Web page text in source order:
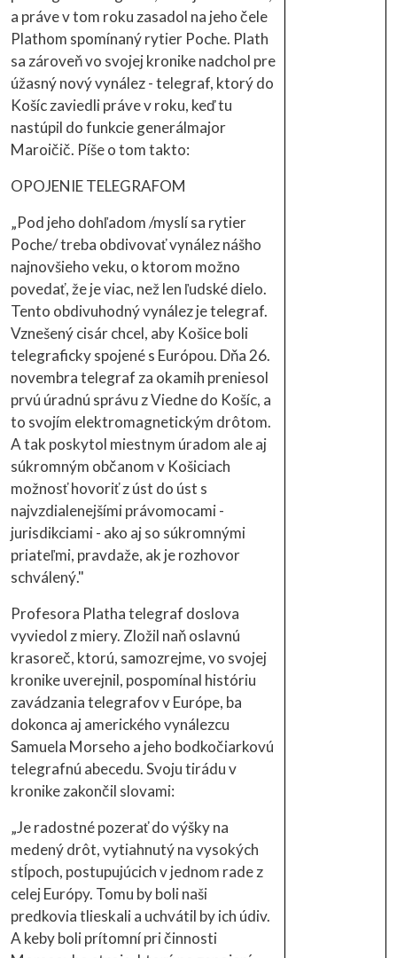
a práve v tom roku zasadol na jeho čele
Plathom spomínaný rytier Poche. Plath
sa zároveň vo svojej kronike nadchol pre
úžasný nový vynález - telegraf, ktorý do
Košíc zaviedli práve v roku, keď tu
nastúpil do funkcie generálmajor
Maroičič. Píše o tom takto:
OPOJENIE TELEGRAFOM
„Pod jeho dohľadom /myslí sa rytier
Poche/ treba obdivovať vynález nášho
najnovšieho veku, o ktorom možno
povedať, že je viac, než len ľudské dielo.
Tento obdivuhodný vynález je telegraf.
Vznešený cisár chcel, aby Košice boli
telegraficky spojené s Európou. Dňa 26.
novembra telegraf za okamih preniesol
prvú úradnú správu z Viedne do Košíc, a
to svojím elektromagnetickým drôtom.
A tak poskytol miestnym úradom ale aj
súkromným občanom v Košiciach
možnosť hovoriť z úst do úst s
najvzdialenejšími právomocami -
jurisdikciami - ako aj so súkromnými
priateľmi, pravdaže, ak je rozhovor
schválený."
Profesora Platha telegraf doslova
vyviedol z miery. Zložil naň oslavnú
krasoreč, ktorú, samozrejme, vo svojej
kronike uverejnil, pospomínal históriu
zavádzania telegrafov v Európe, ba
dokonca aj amerického vynálezcu
Samuela Morseho a jeho bodkočiarkovú
telegrafnú abecedu. Svoju tirádu v
kronike zakončil slovami:
„Je radostné pozerať do výšky na
medený drôt, vytiahnutý na vysokých
stĺpoch, postupujúcich v jednom rade z
celej Európy. Tomu by boli naši
predkovia tlieskali a uchvátil by ich údiv.
A keby boli prítomní pri činnosti